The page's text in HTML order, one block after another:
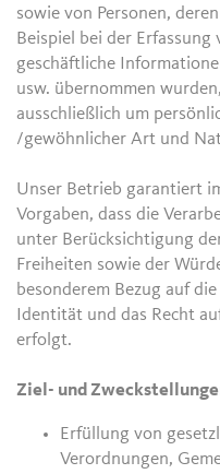
sowie von Personen,
Beispiel bei der
geschäftliche
usw. übernommen
ausschließlich um
/gewöhnlicher Art und
Unser Betrieb garantiert
Vorgaben, dass die
unter Berücksichtigung
Freiheiten sowie der
besonderem Bezug auf
Identität und das Recht
erfolgt.
Ziel- und
Erfüllung von
Verordnungen,